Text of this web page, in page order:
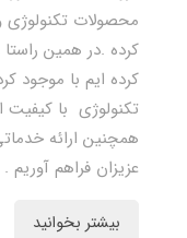
محصولات
کرده .در همین
تکنولوژی با کیفیت
همچنین ارائه
عزیزان فراهم آوریم .
بیشتر بخوانید